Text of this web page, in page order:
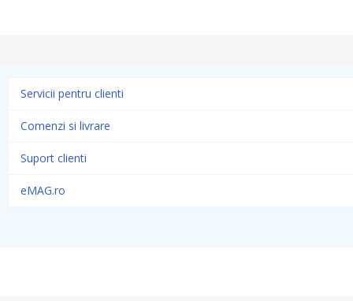
Servicii pentru clienti
Comenzi si livrare
Suport clienti
eMAG.ro